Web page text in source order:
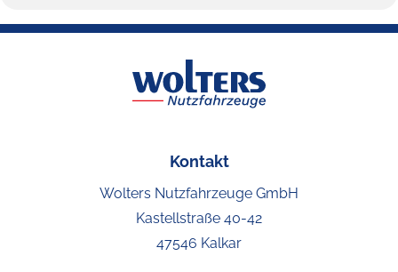
Kontakt
Wolters Nutzfahrzeuge GmbH
Kastellstraße 40-42
47546 Kalkar